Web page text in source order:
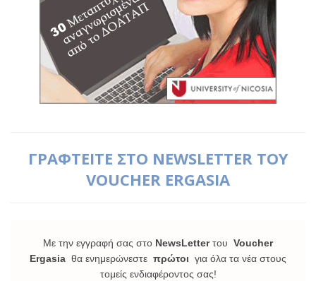
ΓΡΑΦΤΕΙΤΕ ΣΤΟ NEWSLETTER ΤΟΥ
VOUCHER ERGASIA
Με την εγγραφή σας στο NewsLetterτου Voucher
Ergasia θα ενημερώνεστε πρώτοι για όλα τα νέα στους
τομείς ενδιαφέροντος σας!